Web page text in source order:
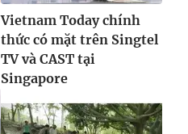
Vietnam Today chính
thức có mặt trên Singtel
TV và CAST tại
Singapore